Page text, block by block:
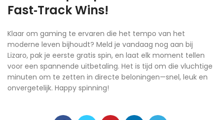
Fast‑Track Wins!
Klaar om gaming te ervaren die het tempo van het
moderne leven bijhoudt? Meld je vandaag nog aan bij
Lizaro, pak je eerste gratis spin, en laat elk moment tellen
voor een spannende uitbetaling. Het is tijd om die vluchtige
minuten om te zetten in directe beloningen—snel, leuk en
onvergetelijk. Happy spinning!